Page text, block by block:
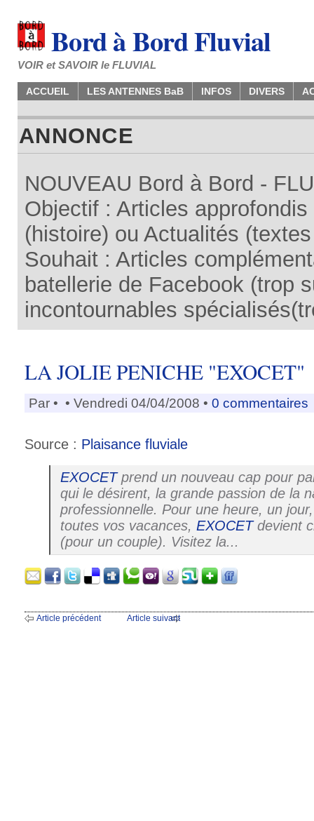
Bord à Bord Fluvial
VOIR et SAVOIR le FLUVIAL
ACCUEIL LES ANTENNES BaB INFOS DIVERS
ANNONCE
NOUVEAU Bord à Bord -
Objectif : Articles
(histoire) ou Actualités
Souhait : Articles
batellerie de Facebook (trop
incontournables
LA JOLIE PENICHE "EXOCET"
Par • • Vendredi 04/04/2008 • 0 commentaires
Source : Plaisance fluviale
EXOCETprend un nouveau cap pour
qui le désirent, la grande passion de la
professionnelle. Pour une heure, un
toutes vos vacances, EXOCETdevient
(pour un couple). Visitez la...
Article précédent Article suivant